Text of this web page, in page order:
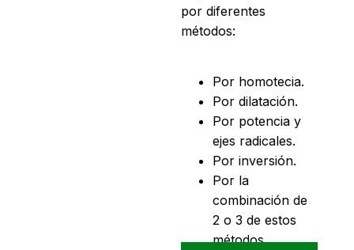
por diferentes
métodos:
Por homotecia.
Por dilatación.
Por potencia y
ejes radicales.
Por inversión.
Por la
combinación de
2 o 3 de estos
métodos.